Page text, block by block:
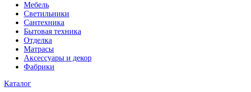
Мебель
Светильники
Сантехника
Бытовая техника
Отделка
Матрасы
Аксессуары и декор
Фабрики
Каталог